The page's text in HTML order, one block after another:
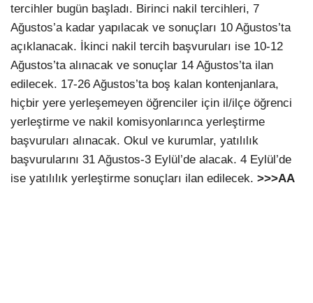
tercihler bugün başladı. Birinci nakil tercihleri, 7
Ağustos’a kadar yapılacak ve sonuçları 10 Ağustos’ta
açıklanacak. İkinci nakil tercih başvuruları ise 10-12
Ağustos’ta alınacak ve sonuçlar 14 Ağustos’ta ilan
edilecek. 17-26 Ağustos’ta boş kalan kontenjanlara,
hiçbir yere yerleşemeyen öğrenciler için il/ilçe öğrenci
yerleştirme ve nakil komisyonlarınca yerleştirme
başvuruları alınacak. Okul ve kurumlar, yatılılık
başvurularını 31 Ağustos-3 Eylül’de alacak. 4 Eylül’de
ise yatılılık yerleştirme sonuçları ilan edilecek. >>>AA